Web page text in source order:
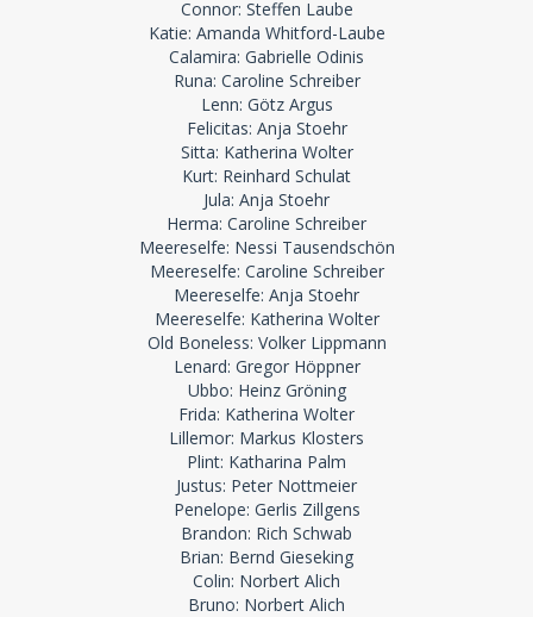
Connor: Steffen Laube
Katie: Amanda Whitford-Laube
Calamira: Gabrielle Odinis
Runa: Caroline Schreiber
Lenn: Götz Argus
Felicitas: Anja Stoehr
Sitta: Katherina Wolter
Kurt: Reinhard Schulat
Jula: Anja Stoehr
Herma: Caroline Schreiber
Meereselfe: Nessi Tausendschön
Meereselfe: Caroline Schreiber
Meereselfe: Anja Stoehr
Meereselfe: Katherina Wolter
Old Boneless: Volker Lippmann
Lenard: Gregor Höppner
Ubbo: Heinz Gröning
Frida: Katherina Wolter
Lillemor: Markus Klosters
Plint: Katharina Palm
Justus: Peter Nottmeier
Penelope: Gerlis Zillgens
Brandon: Rich Schwab
Brian: Bernd Gieseking
Colin: Norbert Alich
Bruno: Norbert Alich